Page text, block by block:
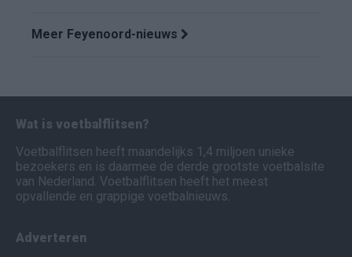
Meer Feyenoord-nieuws
Wat is voetbalflitsen?
Voetbalflitsen heeft maandelijks 1,4 miljoen unieke
bezoekers en is daarmee de derde grootste voetbalsite
van Nederland. Voetbalflitsen heeft het meest
opvallende en grappige voetbalnieuws.
Adverteren